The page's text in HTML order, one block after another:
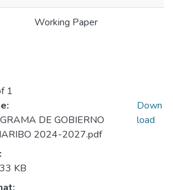
Working Paper
1
DE GOBIERNO
2024-2027.pdf
KB
Down
load